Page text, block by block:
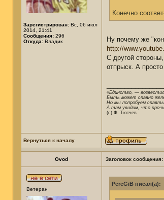
Зарегистрирован: Вс, 06 июл
2014, 21:41
Сообщения: 296
Откуда: Владик
Конечно
Ну почему же
http://
С другой
отпрыск. А
«Единство, —
Быть может спаяно
Но мы попробуем
А там увидим, что
(c) Ф. Тютчев
Вернуться к началу
Ovod Заголовок сообщения:
Ветеран
PereGiB писал(а):